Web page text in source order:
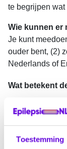
Toestemming
te begrijpen
Wie kunnen er
Je kunt
ouder bent, (2)
Nederlands of
Wat betekent
Duur:
±30
Taal: